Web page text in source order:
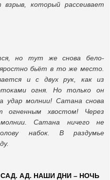
взрыв, который рассеивает
но тут же снова бело-
бьёт в то же место.
и с двух рук, как из
огня. Но только он
удар молнии! Сатана снова
огненным хвостом! Через
Сатана ничего не
набок. В раздумье
АД. НАШИ ДНИ – НОЧЬ